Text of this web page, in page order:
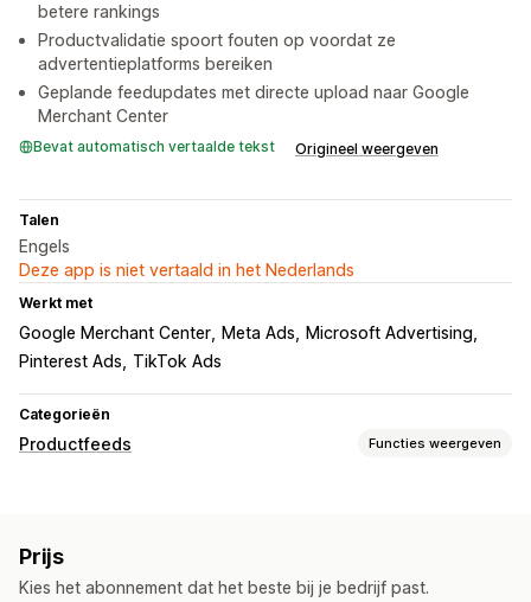
betere rankings
Productvalidatie spoort fouten op voordat ze
advertentieplatforms bereiken
Geplande feedupdates met directe upload naar Google
Merchant Center
Bevat automatisch vertaalde tekst Origineel weergeven
Talen
Engels
Deze app is niet vertaald in het Nederlands
Werkt met
Google Merchant Center Meta Ads
Microsoft Advertising
Pinterest Ads
TikTok Ads
Categorieën
Productfeeds Functies weergeven
Aangepaste labels
Variantsynchronisatie Collectietargeting
Prijs
Kies het abonnement dat het beste bij je bedrijf past.